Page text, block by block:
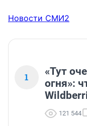
Новости СМИ2
1
«Тут
огня»:
121 544